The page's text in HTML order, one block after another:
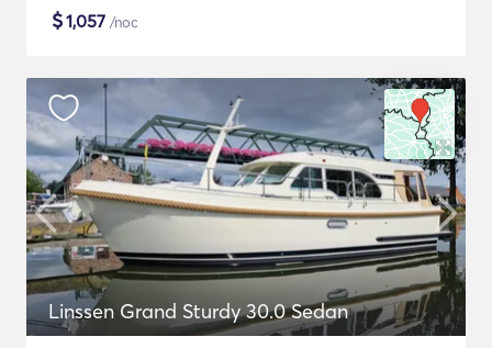
$1,057 /noc
Linssen Grand Sturdy 30.0 Sedan